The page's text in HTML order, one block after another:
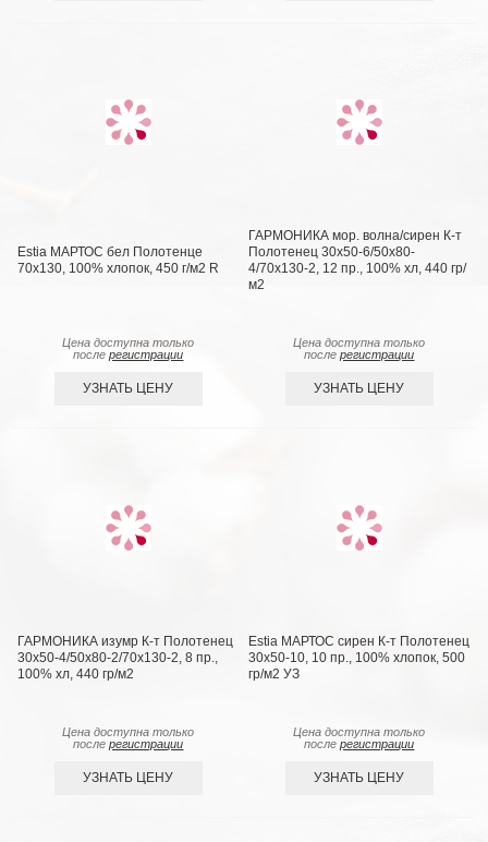
Estia МАРТОС бел Полотенце
70х130, 100% хлопок, 450 г/м2 R
Цена доступна только
послерегистрации
УЗНАТЬ ЦЕНУ
ГАРМОНИКА мор. волна/сирен К-т
Полотенец 30х50-6/50х80-
4/70х130-2, 12 пр., 100% хл, 440 гр/
м2
Цена доступна только
послерегистрации
УЗНАТЬ ЦЕНУ
ГАРМОНИКА изумр К-т Полотенец
30х50-4/50х80-2/70х130-2, 8 пр.,
100% хл, 440 гр/м2
Цена доступна только
послерегистрации
УЗНАТЬ ЦЕНУ
Estia МАРТОС сирен К-т Полотенец
30х50-10, 10 пр., 100% хлопок, 500
гр/м2 УЗ
Цена доступна только
послерегистрации
УЗНАТЬ ЦЕНУ